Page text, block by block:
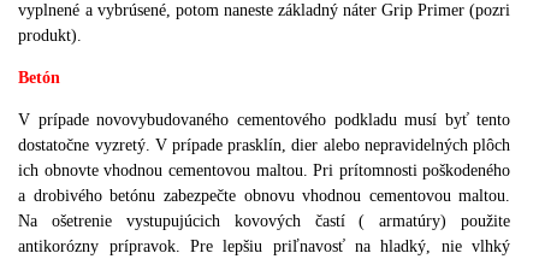
vyplnené a vybrúsené, potom naneste základný náter Grip Primer (pozri
produkt).
Betón
V prípade novovybudovaného cementového podkladu musí byť tento
dostatočne vyzretý. V prípade prasklín, dier alebo nepravidelných plôch
ich obnovte vhodnou cementovou maltou. Pri prítomnosti poškodeného
a drobivého betónu zabezpečte obnovu vhodnou cementovou maltou.
Na ošetrenie vystupujúcich kovových častí ( armatúry) použite
antikorózny prípravok. Pre lepšiu priľnavosť na hladký, nie vlhký